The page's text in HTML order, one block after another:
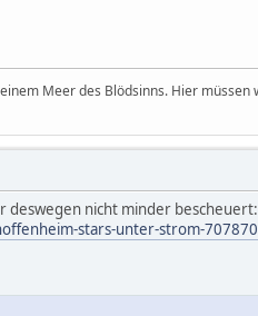
Meer des Blödsinns. Hier
deswegen nicht minder bescheuert:
stars-unter-strom-